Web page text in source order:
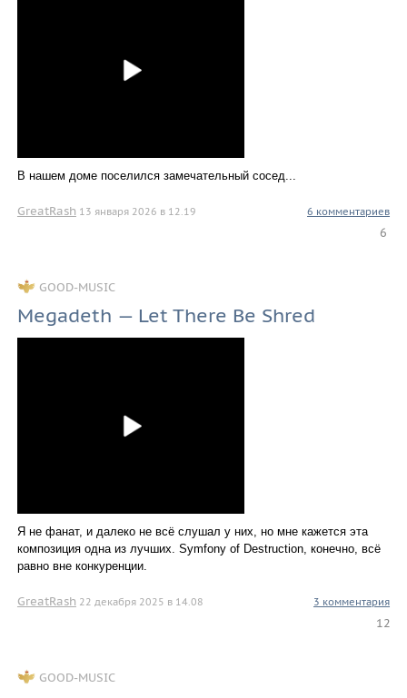
В нашем доме поселился замечательный сосед...
GreatRash 13 января 2026 в 12.19 6 комментариев
6
GOOD-MUSIC
Megadeth — Let There Be Shred
Я не фанат, и далеко не всё слушал у них, но мне кажется эта
композиция одна из лучших. Symfony of Destruction, конечно, всё
равно вне конкуренции.
GreatRash 22 декабря 2025 в 14.08 3 комментария
12
GOOD-MUSIC